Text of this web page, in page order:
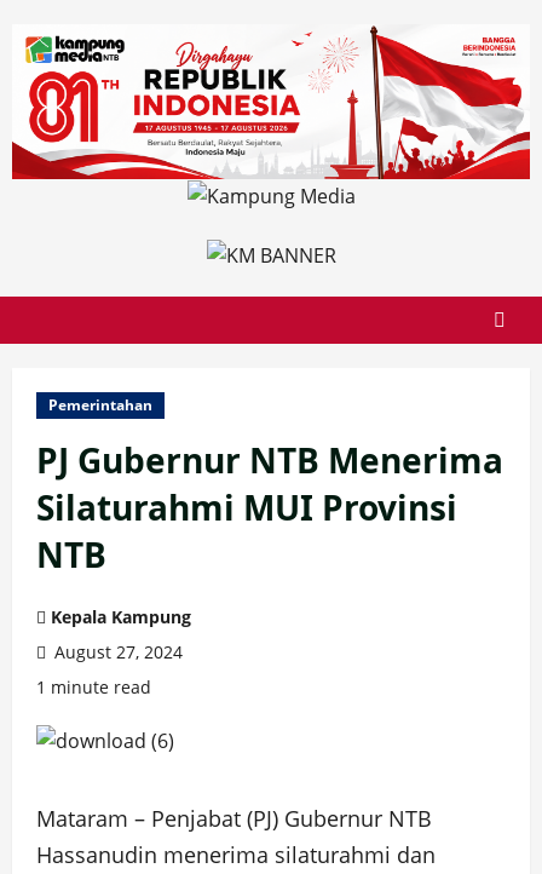
content
Pemerintahan
PJ Gubernur NTB Menerima
Silaturahmi MUI Provinsi
NTB
Kepala Kampung
August 27, 2024
1 minute read
Mataram – Penjabat (PJ) Gubernur NTB
Hassanudin menerima silaturahmi dan